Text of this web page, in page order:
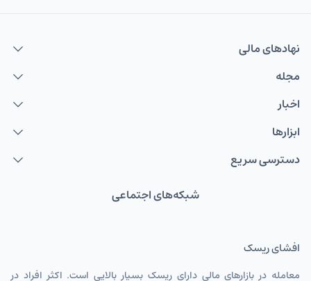
نهاد‌های مالی
مجله
اخبار
ابزارها
دسترسی سریع
شبکه‌های اجتماعی
افشای ریسک
معامله در بازارهای مالی دارای ریسک بسیار بالایی است. اکثر افراد در